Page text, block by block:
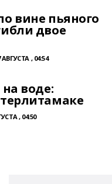
вине пьяного
двое
АВГУСТА , 04:54
на воде:
, 04:50